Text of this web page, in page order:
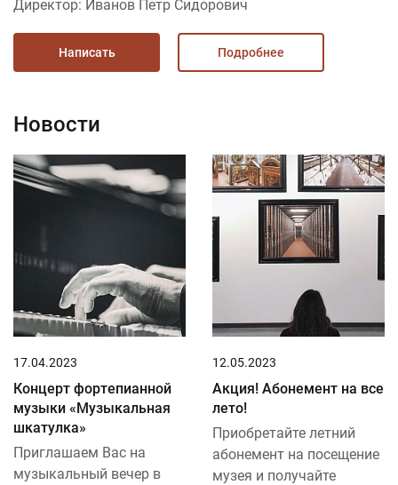
Директор: Иванов Петр Сидорович
Написать Подробнее
Новости
17.04.2023
Концерт фортепианной
музыки «Музыкальная
шкатулка»
Приглашаем Вас на
музыкальный вечер в
12.05.2023
Акция! Абонемент на все
лето!
Приобретайте летний
абонемент на посещение
музея и получайте